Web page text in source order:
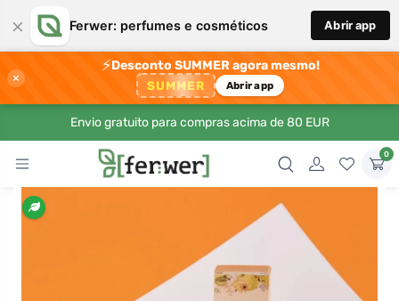
× Ferwer: perfumes e cosméticos Abrir app
×
⚡Desconto SUMMER agora mesmo!
SUMMER Abrir app
Envio gratuito para compras acima de 80 EUR
0